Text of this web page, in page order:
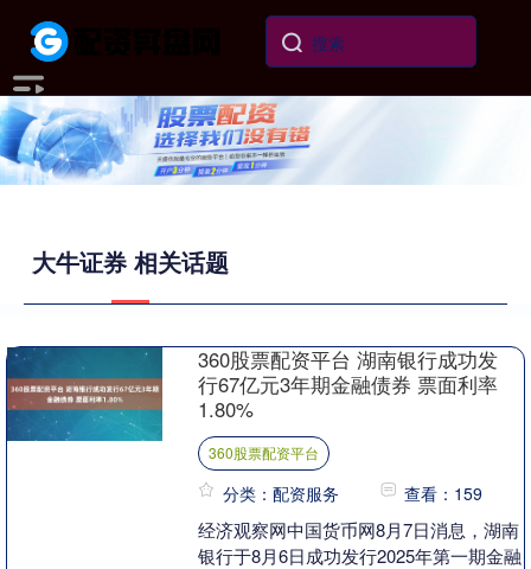
大牛证券 相关话题
360股票配资平台 湖南银行成功发
行67亿元3年期金融债券 票面利率
1.80%
360股票配资平台
分类：配资服务 查看：159
经济观察网中国货币网8月7日消息，湖南
银行于8月6日成功发行2025年第一期金融